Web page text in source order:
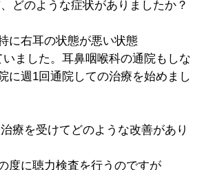
どのような症状がありましたか？
に右耳の状態が悪い状態
ました。耳鼻咽喉科の通院もしな
に週1回通院しての治療を始めまし
療を受けてどのような改善があり
度に聴力検査を行うのですが